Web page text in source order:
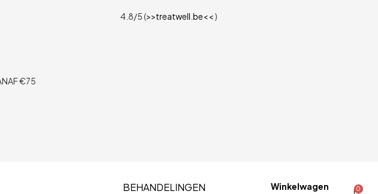
€75
4.8/5 (>>treatwell.be<<)
BEHANDELINGEN
Winkelwagen
0